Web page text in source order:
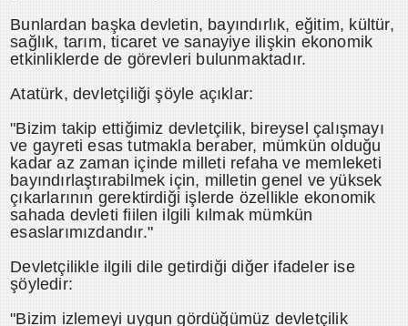
Bunlardan başka devletin, bayındırlık, eğitim, kültür,
sağlık, tarım, ticaret ve sanayiye ilişkin ekonomik
etkinliklerde de görevleri bulunmaktadır.
Atatürk, devletçiliği şöyle açıklar:
"Bizim takip ettiğimiz devletçilik, bireysel çalışmayı
ve gayreti esas tutmakla beraber, mümkün olduğu
kadar az zaman içinde milleti refaha ve memleketi
bayındırlaştırabilmek için, milletin genel ve yüksek
çıkarlarının gerektirdiği işlerde özellikle ekonomik
sahada devleti fiilen ilgili kılmak mümkün
esaslarımızdandır."
Devletçilikle ilgili dile getirdiği diğer ifadeler ise
şöyledir:
"Bizim izlemeyi uygun gördüğümüz devletçilik